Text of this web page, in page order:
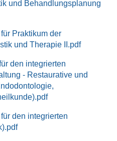
und Behandlungsplanung
Praktikum der
und Therapie II.pdf
den integrierten
- Restaurative und
den integrierten